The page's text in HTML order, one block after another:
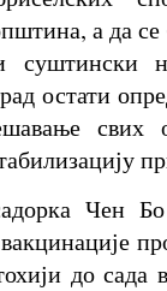
а да се
суштински
остати
свих
Чен
до сада